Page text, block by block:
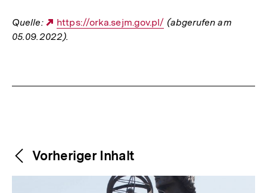
Quelle:
Externer
Link:
https://orka.sejm.gov.pl/ (abgerufen am
05.09.2022).
Weitere
Inhalte
Content-
Navigation
Vorheriger Inhalt